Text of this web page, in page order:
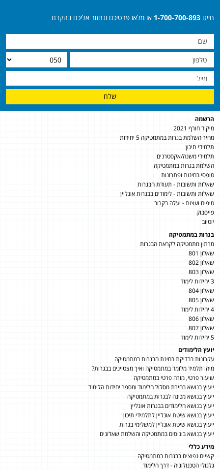
חייגו 1-700-700-893 או מלאו פרטיכם ונחזור אליכם בהקדם
שלח
הרשמה
מיקוד חורף 2021
מחיר השלמת בגרות במתמטיקה 5 יחידות
תלמידי תיכון
תלמידי משנה/אקסטרנים
השלמת בגרות במתמטיקה
טופסי בחינות ופתרונות
שאלות ותשובות - תעודת הבגרות
שאלות ותשובות - לימודים בבגרות אונליין
טיפים ועצות - יעלה בקרוב
פייסבוק
יוטיוב
בגרות במתמטיקה
מרתון מתמטיקה לקראת הבגרות
שאלון 801
שאלון 802
שאלון 803
3 יחידות לימוד
שאלון 804
שאלון 805
4 יחידות לימוד
שאלון 806
שאלון 807
5 יחידות לימוד
יועץ הלימודים
עקרונות בבדיקת בחינת הבגרות במתמטיקה
מיהו תלמיד מלומד במתמטיקה ואיך מצטיינים בבגרות?
שיעור פרטי, מורה פרטי במתמטיקה
ייעוץ בנושא בחירת מסלול הלימוד ומספר יחידות הלימוד
ייעוץ בנושא מכינה לבגרות במתמטיקה
ייעוץ בנושא הלימודים בבגרות אונליין
ייעוץ בנושא שיטת אונליין לתלמידי תיכון
ייעוץ בנושא שיטת אונליין למשלימי בגרות
ייעוץ בנושא בונוסים במתמטיקה והשלמת שאלונים
מידע כללי
קשיים נפוצים בבגרות במתמטיקה
גלגולי הטכנולוגיה - דרך הלימוד